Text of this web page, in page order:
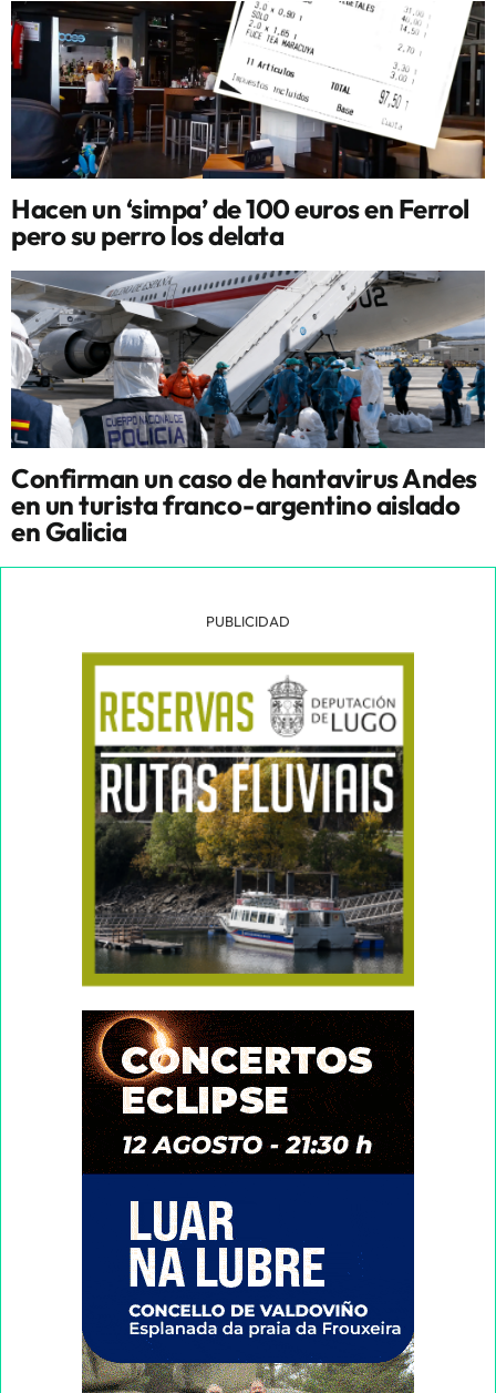
Hacen un ‘simpa’ de 100 euros en Ferrol
pero su perro los delata
Confirman un caso de hantavirus Andes
en un turista franco-argentino aislado
en Galicia
PUBLICIDAD